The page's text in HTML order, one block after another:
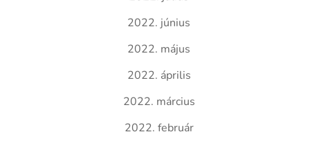
2022. június
2022. május
2022. április
2022. március
2022. február